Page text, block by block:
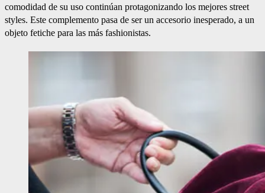
comodidad de su uso continúan protagonizando los mejores street
styles. Este complemento pasa de ser un accesorio inesperado, a un
objeto fetiche para las más fashionistas.